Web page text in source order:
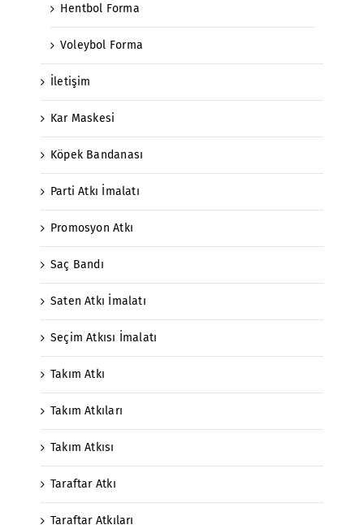
Hentbol Forma
Voleybol Forma
İletişim
Kar Maskesi
Köpek Bandanası
Parti Atkı İmalatı
Promosyon Atkı
Saç Bandı
Saten Atkı İmalatı
Seçim Atkısı İmalatı
Takım Atkı
Takım Atkıları
Takım Atkısı
Taraftar Atkı
Taraftar Atkıları